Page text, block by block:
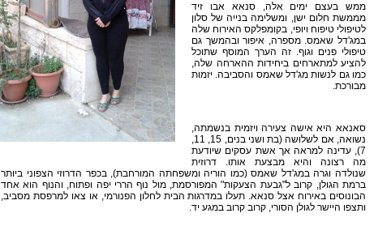
ממש בעצם ימים אלה, סנאא אבו זיד
מממשת חלום ישן, ומשלימה בנייה של סלון
לטיפולי טיפוח ויופי, בקומפלקס האירוח שלה
במג'דל שאמס. מספרה, איפור ובהמשך גם
טיפולי פנים וגוף. זה הערך המוסף שתוכל
להציע למתארחים ביחידות ההארחה שלה,
כמו גם לנשות מג'דל שאמס והסביבה. יזמות
מבורכת.
סאנאא היא אישה צעירה ויזמית בנשמתה,
נשואה, אם לשלושה (בת ושני בנים, 15, 11,
7), עדינה למראה אך אשת עסקים שיודעת
מה רצונה והיא מבצעת אותו. דרוזית
שנולדה וגרה במג'דל שאמס (כמו הוריה ומשפחתה המורחבת), בכפר הדרוזי הצפוני ביותר
ברמת הגולן, קרוב ל"גבעת הצעקות" המפורסמת, מול נוף הררי יפה ופתוח, והנוף הוא אחד
הבונוסים באירוח אצל סנאא. תעלו במדרגות הבית לחלון הפנורמי, או צאו למרפסת מסביב,
ותצפו היישר לגולן הסורי, קרוב קרוב במגע יד.